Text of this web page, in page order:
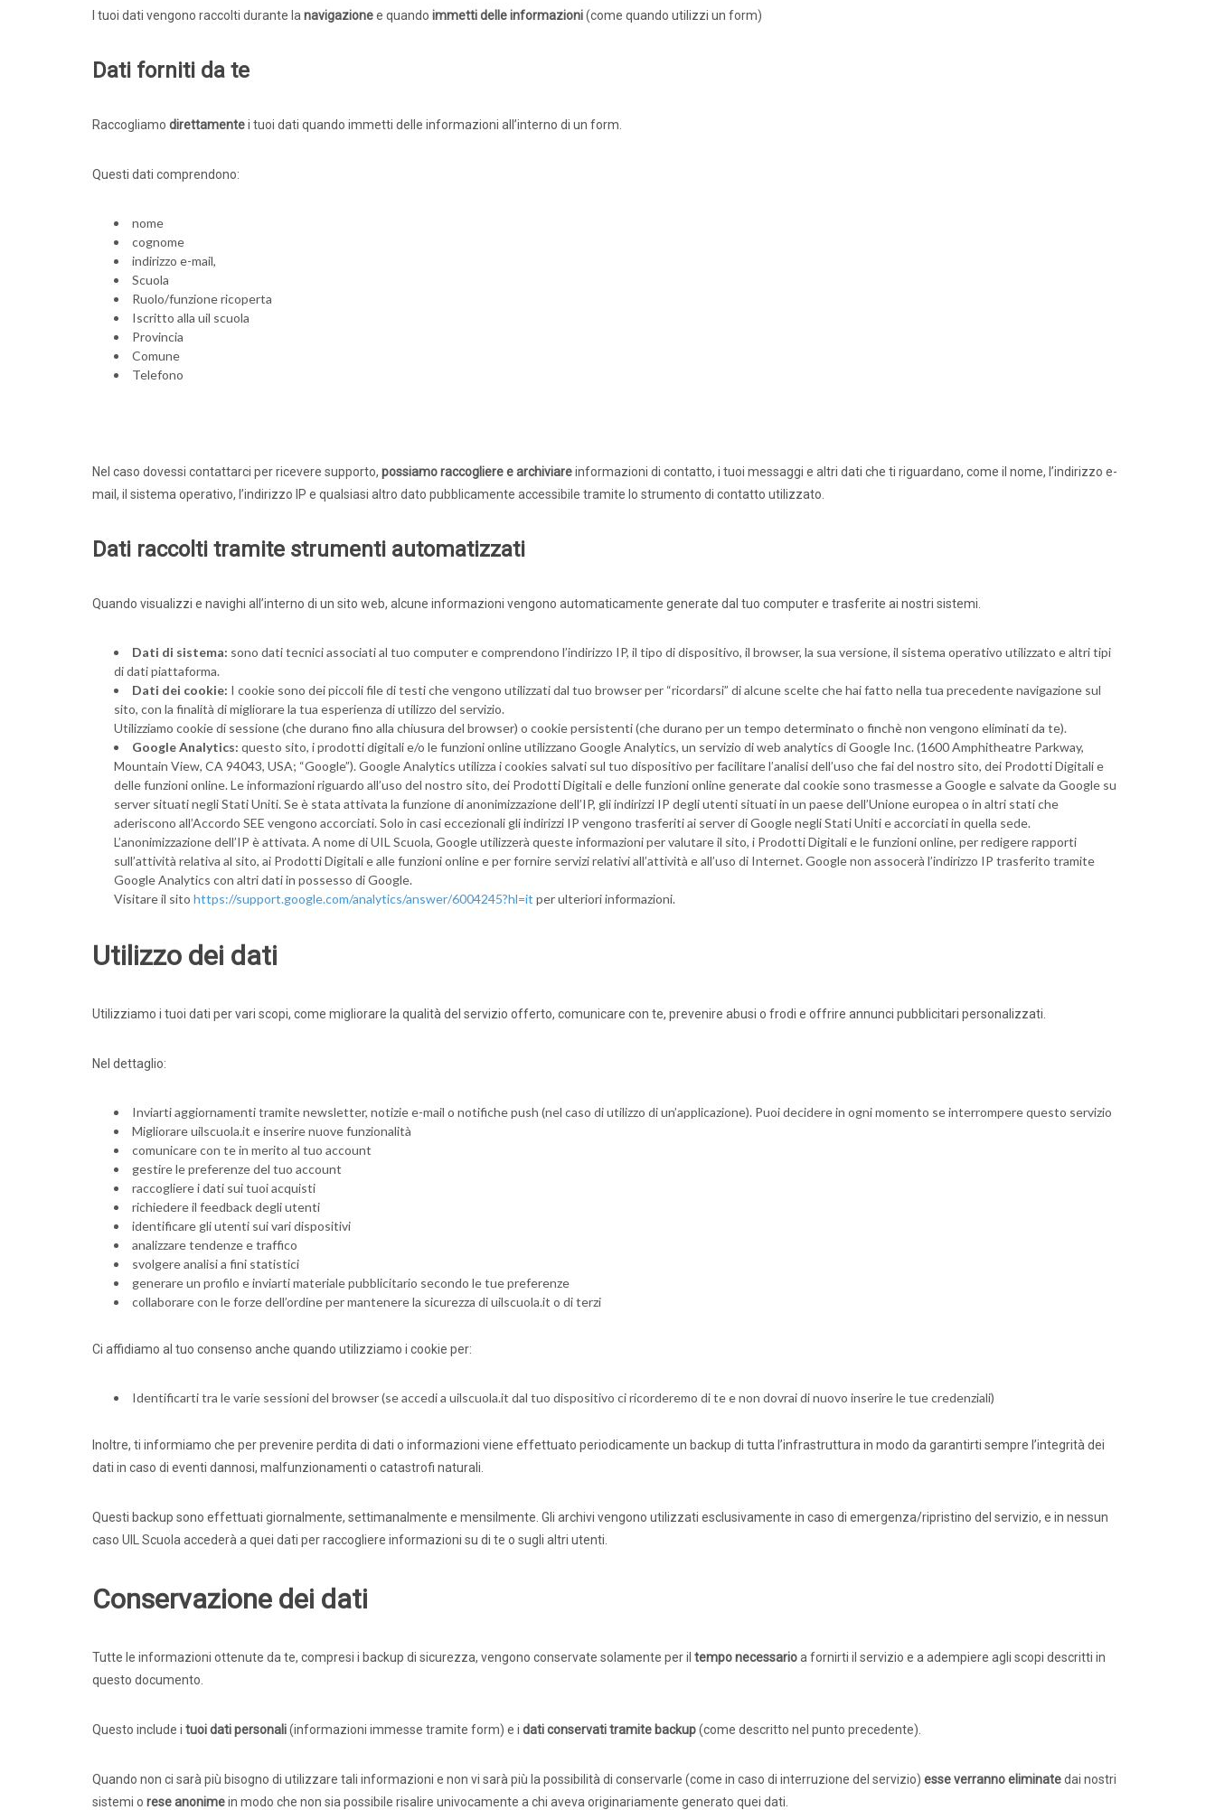
Docenti Sostegno Educatori Personale ATA
Precari Formazione professionale
Alternanza Scuola Lavoro Scuola digitale Europa
L’Esperto Opinione Espero Previdenza
Galleria Video Web TV
Scuola Martinetti IRASE
I tuoi dati vengono raccolti durante la navigazionee quando immetti delle informazioni(come quando utilizzi un form)
Dati forniti da te
Raccogliamo direttamentei tuoi dati quando immetti delle informazioni all’interno di un form.
Questi dati comprendono:
nome
cognome
indirizzo e-mail,
Scuola
Ruolo/funzione ricoperta
Iscritto alla uil scuola
Provincia
Comune
Telefono
Nel caso dovessi contattarci per ricevere supporto, possiamo raccogliere e archiviareinformazioni di contatto, i tuoi messaggi e altri dati che ti riguardano, come il nome, l’indirizzo e-
mail, il sistema operativo, l’indirizzo IP e qualsiasi altro dato pubblicamente accessibile tramite lo strumento di contatto utilizzato.
Dati raccolti tramite strumenti automatizzati
Quando visualizzi e navighi all’interno di un sito web, alcune informazioni vengono automaticamente generate dal tuo computer e trasferite ai nostri sistemi.
Dati di sistema: sono dati tecnici associati al tuo computer e comprendono l’indirizzo IP, il tipo di dispositivo, il browser, la sua versione, il sistema operativo utilizzato e altri tipi
di dati piattaforma.
Dati dei cookie: I cookie sono dei piccoli file di testi che vengono utilizzati dal tuo browser per “ricordarsi” di alcune scelte che hai fatto nella tua precedente navigazione sul
sito, con la finalità di migliorare la tua esperienza di utilizzo del servizio.
Utilizziamo cookie di sessione (che durano fino alla chiusura del browser) o cookie persistenti (che durano per un tempo determinato o finchè non vengono eliminati da te).
Google Analytics: questo sito, i prodotti digitali e/o le funzioni online utilizzano Google Analytics, un servizio di web analytics di Google Inc. (1600 Amphitheatre Parkway,
Mountain View, CA 94043, USA; “Google”). Google Analytics utilizza i cookies salvati sul tuo dispositivo per facilitare l’analisi dell’uso che fai del nostro sito, dei Prodotti Digitali e
delle funzioni online. Le informazioni riguardo all’uso del nostro sito, dei Prodotti Digitali e delle funzioni online generate dal cookie sono trasmesse a Google e salvate da Google su
server situati negli Stati Uniti. Se è stata attivata la funzione di anonimizzazione dell’IP, gli indirizzi IP degli utenti situati in un paese dell’Unione europea o in altri stati che
aderiscono all’Accordo SEE vengono accorciati. Solo in casi eccezionali gli indirizzi IP vengono trasferiti ai server di Google negli Stati Uniti e accorciati in quella sede.
L’anonimizzazione dell’IP è attivata. A nome di UIL Scuola, Google utilizzerà queste informazioni per valutare il sito, i Prodotti Digitali e le funzioni online, per redigere rapporti
sull’attività relativa al sito, ai Prodotti Digitali e alle funzioni online e per fornire servizi relativi all’attività e all’uso di Internet. Google non assocerà l’indirizzo IP trasferito tramite
Google Analytics con altri dati in possesso di Google.
Visitare il sito https://support.google.com/analytics/answer/6004245?hl=it per ulteriori informazioni.
Utilizzo dei dati
Utilizziamo i tuoi dati per vari scopi, come migliorare la qualità del servizio offerto, comunicare con te, prevenire abusi o frodi e offrire annunci pubblicitari personalizzati.
Nel dettaglio:
Inviarti aggiornamenti tramite newsletter, notizie e-mail o notifiche push (nel caso di utilizzo di un’applicazione). Puoi decidere in ogni momento se interrompere questo servizio
Migliorare uilscuola.it e inserire nuove funzionalità
comunicare con te in merito al tuo account
gestire le preferenze del tuo account
raccogliere i dati sui tuoi acquisti
richiedere il feedback degli utenti
identificare gli utenti sui vari dispositivi
analizzare tendenze e traffico
svolgere analisi a fini statistici
generare un profilo e inviarti materiale pubblicitario secondo le tue preferenze
collaborare con le forze dell’ordine per mantenere la sicurezza di uilscuola.it o di terzi
Ci affidiamo al tuo consenso anche quando utilizziamo i cookie per:
Identificarti tra le varie sessioni del browser (se accedi a uilscuola.it dal tuo dispositivo ci ricorderemo di te e non dovrai di nuovo inserire le tue credenziali)
Inoltre, ti informiamo che per prevenire perdita di dati o informazioni viene effettuato periodicamente un backup di tutta l’infrastruttura in modo da garantirti sempre l’integrità dei
dati in caso di eventi dannosi, malfunzionamenti o catastrofi naturali.
Questi backup sono effettuati giornalmente, settimanalmente e mensilmente. Gli archivi vengono utilizzati esclusivamente in caso di emergenza/ripristino del servizio, e in nessun
caso UIL Scuola accederà a quei dati per raccogliere informazioni su di te o sugli altri utenti.
Conservazione dei dati
Tutte le informazioni ottenute da te, compresi i backup di sicurezza, vengono conservate solamente per il tempo necessarioa fornirti il servizio e a adempiere agli scopi descritti in
questo documento.
Questo include i tuoi dati personali(informazioni immesse tramite form) e i dati conservati tramite backup(come descritto nel punto precedente).
Quando non ci sarà più bisogno di utilizzare tali informazioni e non vi sarà più la possibilità di conservarle (come in caso di interruzione del servizio) esse verranno eliminatedai nostri
sistemi o rese anonimein modo che non sia possibile risalire univocamente a chi aveva originariamente generato quei dati.